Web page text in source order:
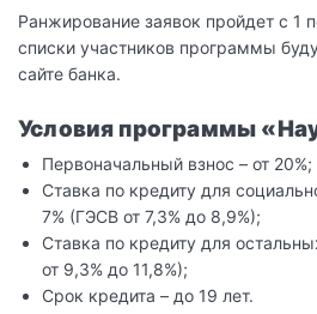
Ранжирование заявок пройдет с 1
списки участников программы
сайте банка.
Условия программы
Первоначальный взнос – от 20%;
Ставка по кредиту для
7% (ГЭСВ от 7,3% до 8,9%);
Ставка по кредиту для
от 9,3% до 11,8%);
Срок кредита – до 19 лет.